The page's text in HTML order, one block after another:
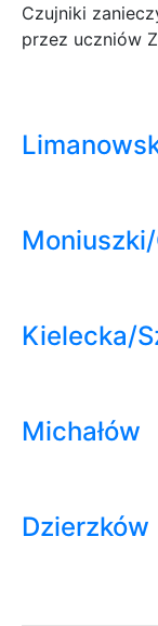
Czujniki
przez uczniów
Kielecka/
Michałów
Dzierzków